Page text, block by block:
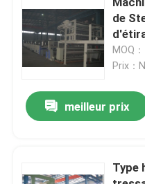
nouvelles
Demandez une citation
stenter d'arrangement
de
tissus
MOQ
Prix：
meilleur prix
Type